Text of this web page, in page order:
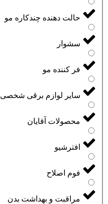
حالت دهنده چندکاره مو
سشوار
فر کننده مو
سایر لوازم برقی شخصی
محصولات آقایان
افترشیو
فوم اصلاح
مراقبت و بهداشت بدن